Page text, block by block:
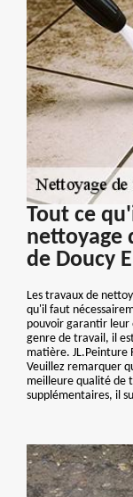
Tout ce
nettoyage
de Doucy
Les travaux de
qu'il faut
pouvoir garantir
genre de travail, il
matière. JL.Peinture
Veuillez remarquer
meilleure qualité de
supplémentaires, il